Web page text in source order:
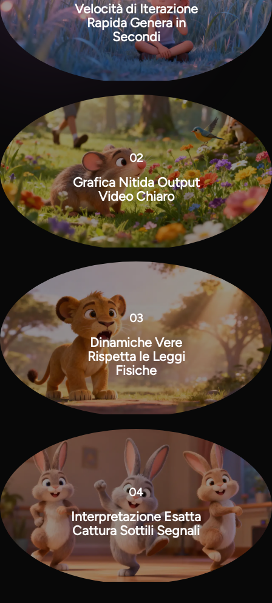
View all tools
Velocità di Iterazione
Rapida Genera in
Secondi
02
Grafica Nitida Output
Video Chiaro
03
Dinamiche Vere
Rispetta le Leggi
Fisiche
04
Interpretazione Esatta
Cattura Sottili Segnali